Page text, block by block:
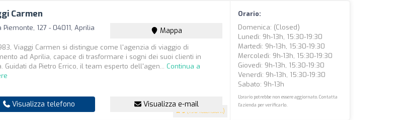
Carmen
5 (198 recensioni)
Piemonte, 127 - 04011, Aprilia Mappa
Viaggi Carmen si distingue come l'agenzia di viaggio di
ad Aprilia, capace di trasformare i sogni dei suoi clienti in
Guidati da Pietro Errico, il team esperto dell'agen... Continua a
Visualizza telefono Visualizza e-mail
Orario:
Domenica: (closed)
Lunedì: 9h-13h, 15:30-19:30
Martedì: 9h-13h, 15:30-19:30
Mercoledì: 9h-13h, 15:30-19:30
Giovedì: 9h-13h, 15:30-19:30
Venerdì: 9h-13h, 15:30-19:30
Sabato: 9h-13h
L'orario potrebbe non essere aggiornato. Contatta
l'azienda per verificarlo.